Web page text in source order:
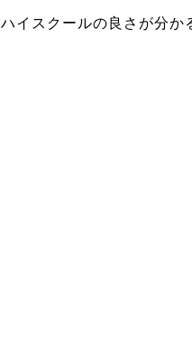
イスクールの良さが分か